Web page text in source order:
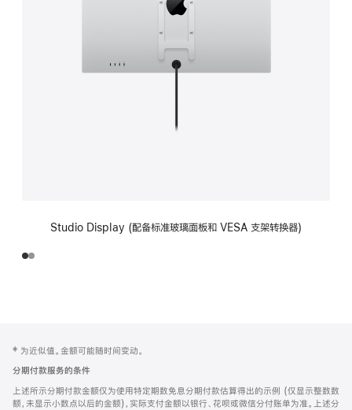
Studio Display (配备标准玻璃面板和 VESA 支架转换器)
页
页
脚
注
‡ 为近似值。金额可能随时间变动。
分期付款服务的条件
上述所示分期付款金额仅为使用特定期数免息分期付款估算得出的示例 (仅显示整数数
额，未显示小数点以后的金额)，实际支付金额以银行、花呗或微信分付账单为准。上述分